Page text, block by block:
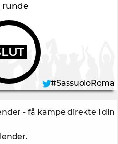
runde
#SassuoloRoma
- få kampe direkte i din
.